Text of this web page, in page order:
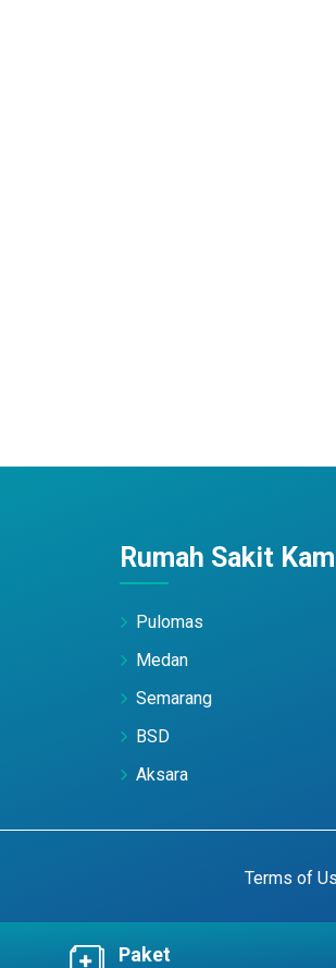
Rumah Sakit
Pulomas
Medan
Semarang
BSD
Aksara
Terms of
Paket